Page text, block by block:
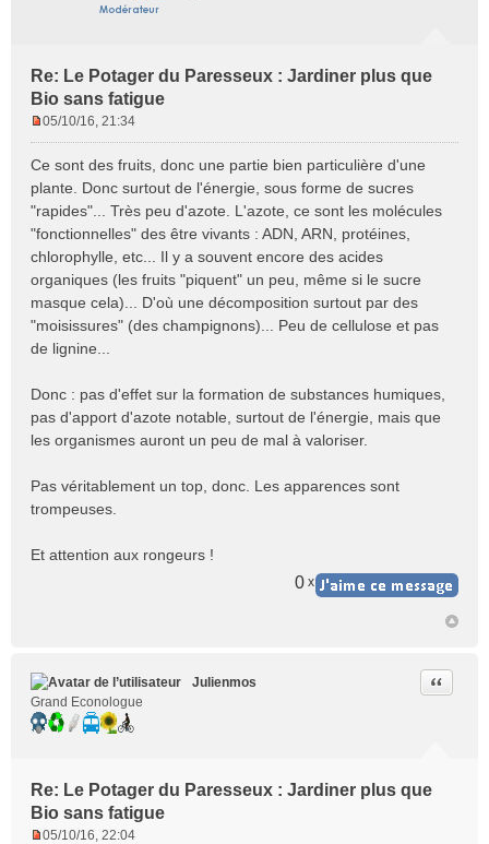
Re: Le Potager du Paresseux : Jardiner plus que
Bio sans fatigue
s
s
a
g
e
o
n
l
u
05/10/16, 21:34
Ce sont des fruits, donc une partie bien particulière d'une
plante. Donc surtout de l'énergie, sous forme de sucres
"rapides"... Très peu d'azote. L'azote, ce sont les molécules
"fonctionnelles" des être vivants : ADN, ARN, protéines,
chlorophylle, etc... Il y a souvent encore des acides
organiques (les fruits "piquent" un peu, même si le sucre
masque cela)... D'où une décomposition surtout par des
"moisissures" (des champignons)... Peu de cellulose et pas
de lignine...
Donc : pas d'effet sur la formation de substances humiques,
pas d'apport d'azote notable, surtout de l'énergie, mais que
les organismes auront un peu de mal à valoriser.
Pas véritablement un top, donc. Les apparences sont
trompeuses.
Et attention aux rongeurs !
0 x
Julienmos
Grand Econologue
Re: Le Potager du Paresseux : Jardiner plus que
Bio sans fatigue
Citer
05/10/16, 22:04